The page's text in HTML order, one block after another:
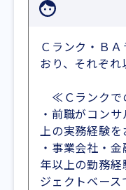
Ｃランク・Ｂ
おり、それぞれ
≪Ｃランクで
・前職がコン
上の実務経験を
・事業会社・
年以上の勤務
ジェクトベー